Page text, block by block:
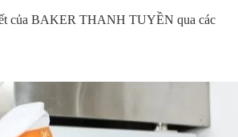
của BAKER THANH TUYỀN qua các